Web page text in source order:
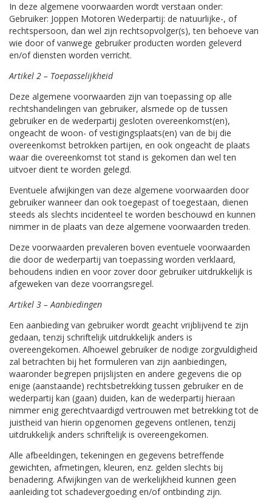
In deze algemene voorwaarden wordt verstaan onder:
Gebruiker: Joppen Motoren Wederpartij: de natuurlijke-, of
rechtspersoon, dan wel zijn rechtsopvolger(s), ten behoeve van
wie door of vanwege gebruiker producten worden geleverd
en/of diensten worden verricht.
Artikel 2 – Toepasselijkheid
Deze algemene voorwaarden zijn van toepassing op alle
rechtshandelingen van gebruiker, alsmede op de tussen
gebruiker en de wederpartij gesloten overeenkomst(en),
ongeacht de woon- of vestigingsplaats(en) van de bij die
overeenkomst betrokken partijen, en ook ongeacht de plaats
waar die overeenkomst tot stand is gekomen dan wel ten
uitvoer dient te worden gelegd.
Eventuele afwijkingen van deze algemene voorwaarden door
gebruiker wanneer dan ook toegepast of toegestaan, dienen
steeds als slechts incidenteel te worden beschouwd en kunnen
nimmer in de plaats van deze algemene voorwaarden treden.
Deze voorwaarden prevaleren boven eventuele voorwaarden
die door de wederpartij van toepassing worden verklaard,
behoudens indien en voor zover door gebruiker uitdrukkelijk is
afgeweken van deze voorrangsregel.
Artikel 3 – Aanbiedingen
Een aanbieding van gebruiker wordt geacht vrijblijvend te zijn
gedaan, tenzij schriftelijk uitdrukkelijk anders is
overeengekomen. Alhoewel gebruiker de nodige zorgvuldigheid
zal betrachten bij het formuleren van zijn aanbiedingen,
waaronder begrepen prijslijsten en andere gegevens die op
enige (aanstaande) rechtsbetrekking tussen gebruiker en de
wederpartij kan (gaan) duiden, kan de wederpartij hieraan
nimmer enig gerechtvaardigd vertrouwen met betrekking tot de
juistheid van hierin opgenomen gegevens ontlenen, tenzij
uitdrukkelijk anders schriftelijk is overeengekomen.
Alle afbeeldingen, tekeningen en gegevens betreffende
gewichten, afmetingen, kleuren, enz. gelden slechts bij
benadering. Afwijkingen van de werkelijkheid kunnen geen
aanleiding tot schadevergoeding en/of ontbinding zijn.